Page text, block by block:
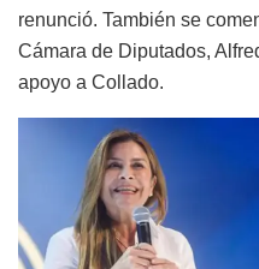
renunció. También se
Cámara de Diputados,
apoyo a Collado.